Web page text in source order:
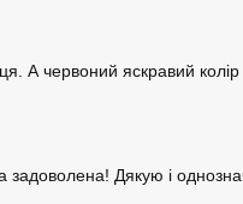
А червоний яскравий
задоволена! Дякую і